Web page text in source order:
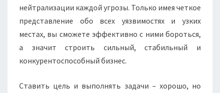
нейтрализации каждой угрозы. Только имея четкое
представление обо всех уязвимостях и узких
местах, вы сможете эффективно с ними бороться,
а значит строить сильный, стабильный и
конкурентоспособный бизнес.
Ставить цель и выполнять задачи – хорошо, но